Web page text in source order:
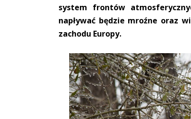
system frontów
napływać będzie mroźne oraz
zachodu Europy.